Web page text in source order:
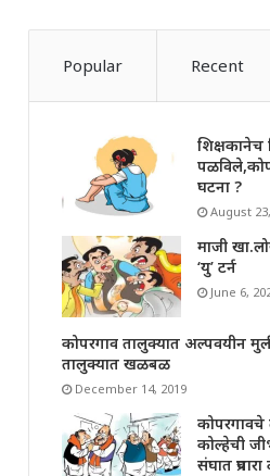
Popular Recent
शिक्षकानेच
घटना ?
August
माजी
‘यु’ टर्न
June 6,
कोपरगाव तालुक्यात अल्पवयीन
तालुक्यात खळबळ
December 14, 2019
कोल्हेची
संघात